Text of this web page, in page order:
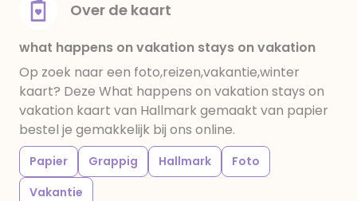
Over de kaart
what happens on vakation stays on vakation
Op zoek naar een foto,reizen,vakantie,winter
kaart? Deze What happens on vakation stays on
vakation kaart van Hallmark gemaakt van papier
bestel je gemakkelijk bij ons online.
Papier Grappig Hallmark
Foto
Vakantie